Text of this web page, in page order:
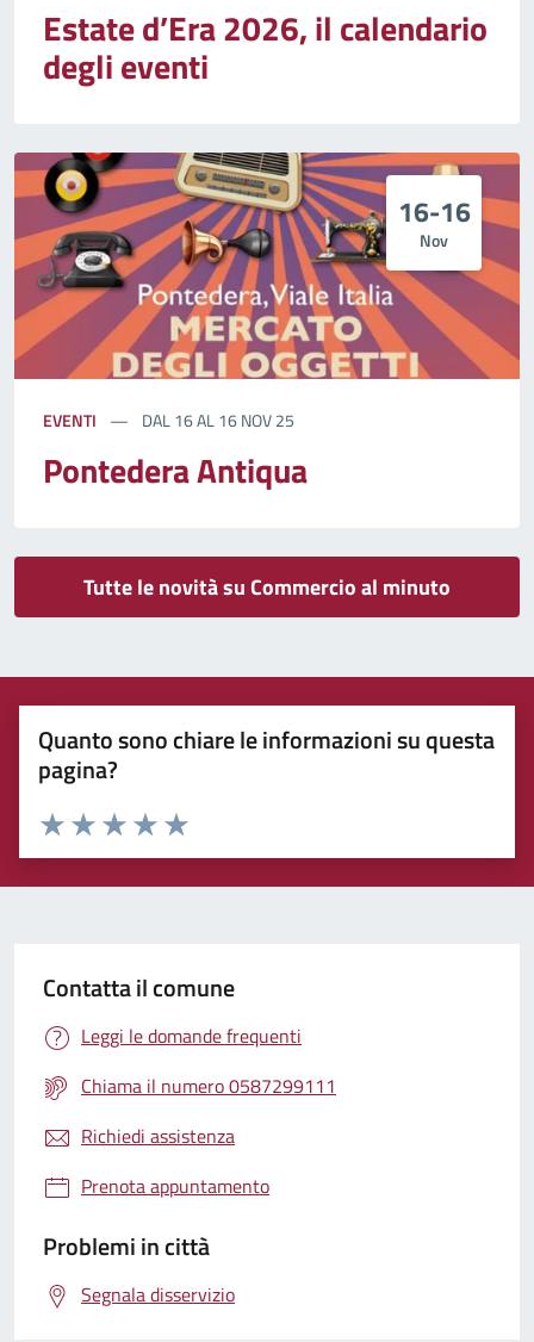
Estate d’Era 2026, il calendario
degli eventi
16-16
Nov
EVENTI DAL 16 AL 16 NOV 25
Pontedera Antiqua
Tutte le novità su Commercio al minuto
Quanto sono chiare le informazioni su questa
pagina?
Rating:
Valuta 5 stelle su 5
Valuta 4 stelle su 5
Valuta 3 stelle su 5
Valuta 2 stelle su 5
Valuta 1 stelle su 5
Contatta il comune
Leggi le domande frequenti
Chiama il numero 0587299111
Richiedi assistenza
Prenota appuntamento
Problemi in città
Segnala disservizio